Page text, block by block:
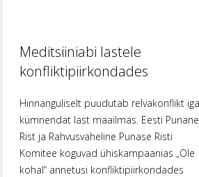
Meditsiiniabi lastele
konfliktipiirkondades
Hinnanguliselt puudutab relvakonflikt iga
kümnendat last maailmas. Eesti Punane
Rist ja Rahvusvaheline Punase Risti
Komitee koguvad ühiskampaanias „Ole
kohal“ annetusi konfliktipiirkondades